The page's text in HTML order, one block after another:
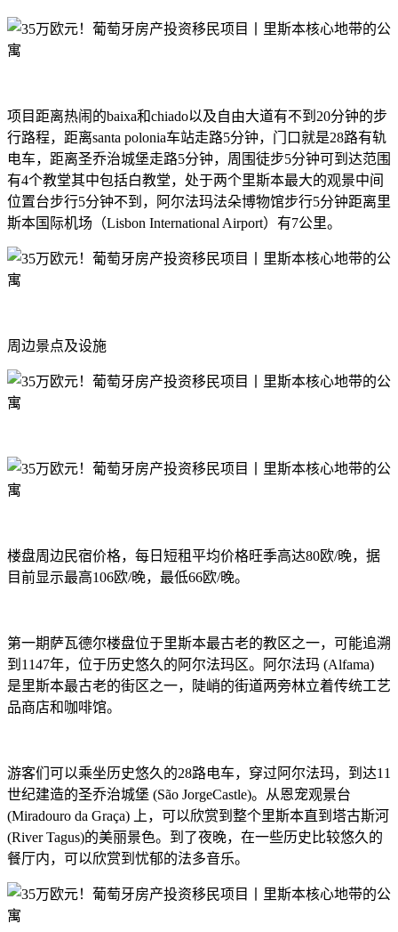
项目距离热闹的baixa和chiado以及自由大道有不到20分钟的步
行路程，距离santa polonia车站走路5分钟，门口就是28路有轨
电车，距离圣乔治城堡走路5分钟，周围徒步5分钟可到达范围
有4个教堂其中包括白教堂，处于两个里斯本最大的观景中间
位置台步行5分钟不到，阿尔法玛法朵博物馆步行5分钟距离里
斯本国际机场（Lisbon International Airport）有7公里。
周边景点及设施
楼盘周边民宿价格，每日短租平均价格旺季高达80欧/晚，据
目前显示最高106欧/晚，最低66欧/晚。
第一期萨瓦德尔楼盘位于里斯本最古老的教区之一，可能追溯
到1147年，位于历史悠久的阿尔法玛区。阿尔法玛 (Alfama)
是里斯本最古老的街区之一，陡峭的街道两旁林立着传统工艺
品商店和咖啡馆。
游客们可以乘坐历史悠久的28路电车，穿过阿尔法玛，到达11
世纪建造的圣乔治城堡 (São JorgeCastle)。从恩宠观景台
(Miradouro da Graça) 上，可以欣赏到整个里斯本直到塔古斯河
(River Tagus)的美丽景色。到了夜晚，在一些历史比较悠久的
餐厅内，可以欣赏到忧郁的法多音乐。